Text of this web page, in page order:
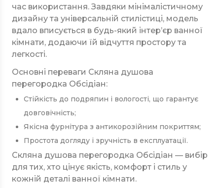
час використання. Завдяки мінімалістичному
дизайну та універсальній стилістиці, модель
вдало вписується в будь-який інтер’єр ванної
кімнати, додаючи їй відчуття простору та
легкості.
Основні переваги Скляна душова
перегородка Обсідіан:
Стійкість до подряпин і вологості, що гарантує
довговічність;
Якісна фурнітура з антикорозійним покриттям;
Простота догляду і зручність в експлуатації.
Скляна душова перегородка Обсідіан — вибір
для тих, хто цінує якість, комфорт і стиль у
кожній деталі ванної кімнати.